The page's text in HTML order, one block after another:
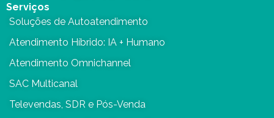
Serviços
Soluções de Autoatendimento
Atendimento Híbrido: IA + Humano
Atendimento Omnichannel
SAC Multicanal
Televendas, SDR e Pós-Venda